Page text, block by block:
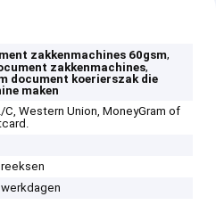
zakkenmachines 60gsm,
zakkenmachines,
document koerierszak die
maken
C, Western Union, MoneyGram of
reeksen
werkdagen